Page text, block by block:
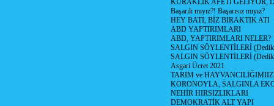
KURAKLIK AFETİ GELİYOR,
Başarılı mıyız?! Başarısız mıyız?
HEY BATI, BİZ BIRAKTIK ATI
ABD YAPTIRIMLARI
ABD, YAPTIRIMLARI NELER?
SALGIN SÖYLENTİLERİ
SALGIN SÖYLENTİLERİ
Asgari Ücret 2021
TARIM ve
KORONOYLA, SALGINLA
NEHİR HIRSIZLIKLARI
DEMOKRATİK ALT YAPI